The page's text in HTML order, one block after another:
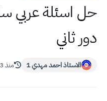
دور ثاني
الاستاذ احمد مهدي 1 منذ 3 سنة